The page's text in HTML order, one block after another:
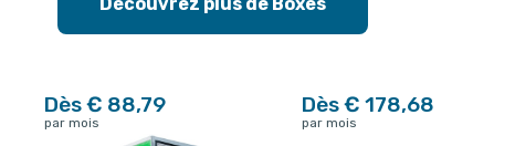
Découvrez plus de Boxes
Dès € 88,79
par mois
Dès € 178,68
par mois